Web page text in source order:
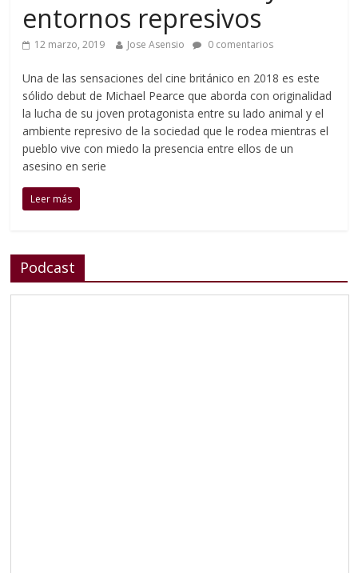
entornos represivos
12 marzo, 2019 Jose Asensio 0 comentarios
Una de las sensaciones del cine británico en 2018 es este
sólido debut de Michael Pearce que aborda con originalidad
la lucha de su joven protagonista entre su lado animal y el
ambiente represivo de la sociedad que le rodea mientras el
pueblo vive con miedo la presencia entre ellos de un
asesino en serie
Leer más
Podcast